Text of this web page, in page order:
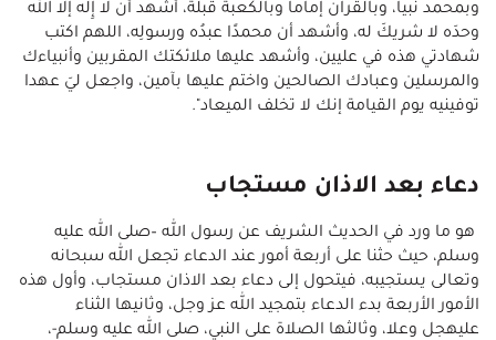
وبمحمد نبيا، وبالقرآن إماما وبالكعبة قبلة، أشهد أن لا إِله إلا الله
وحدَه لا شريكَ له، وأشهد أن محمدًا عبدُه ورسولِه، اللهم اكتب
شهادتي هذه في عليين، وأشهد عليها ملائكتك المقربين وأنبياءك
والمرسلين وعبادك الصالحين واختم عليها بآمين، واجعل ليَ عهدا
توفينيه يوم القيامة إنك لا تخلف الميعاد".
دعاء بعد الاذان مستجاب
هو ما ورد في الحديث الشريف عن رسول الله –صلى الله عليه
وسلم، حيث حثنا على أربعة أمور عند الدعاء تجعل الله سبحانه
وتعالى يستجيبه، فيتحول إلى دعاء بعد الاذان مستجاب، وأول هذه
الأمور الأربعة بدء الدعاء بتمجيد الله عز وجل، وثانيها الثناء
عليهجل وعلا، وثالثها الصلاة على النبي، صلى الله عليه وسلم-،